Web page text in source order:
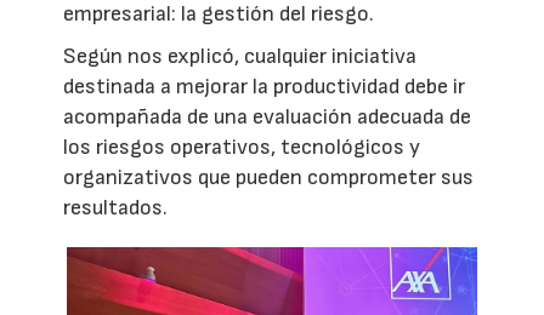
empresarial: la gestión del riesgo.
Según nos explicó, cualquier iniciativa
destinada a mejorar la productividad debe ir
acompañada de una evaluación adecuada de
los riesgos operativos, tecnológicos y
organizativos que pueden comprometer sus
resultados.